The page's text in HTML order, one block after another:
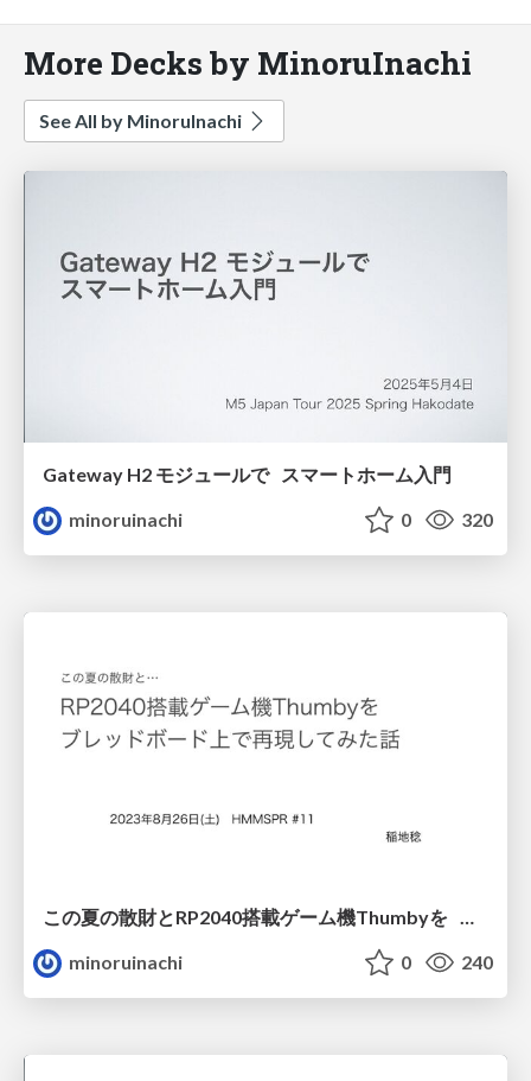
More Decks by MinoruInachi
See All by MinoruInachi
Gateway H2 モジュールで スマートホーム入門
minoruinachi
0 320
minoruinachi
0 240